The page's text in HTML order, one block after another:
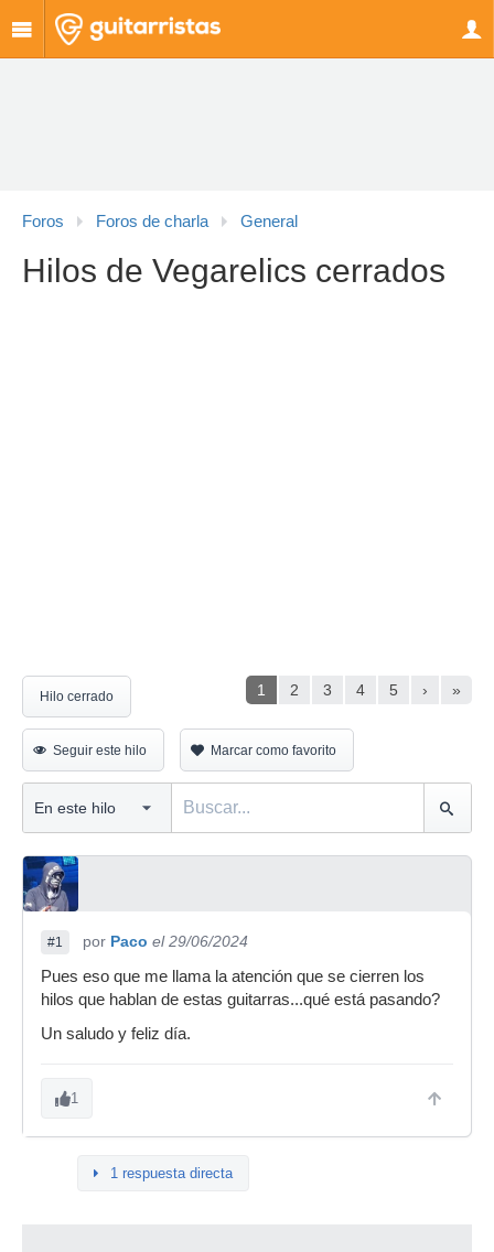
Foros Foros de charla General
Hilos de Vegarelics cerrados
1 2 3 4 5 › »
Hilo cerrado
Seguir este hilo Marcar como favorito
#1 por Paco el 29/06/2024
Pues eso que me llama la atención que se cierren los
hilos que hablan de estas guitarras...qué está pasando?
Un saludo y feliz día.
1
1 respuesta directa